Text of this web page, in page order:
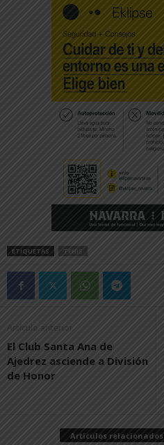
ETIQUETAS TENIS
Artículo anterior
El Club Santa Ana de
Ajedrez asciende a División
de Honor
Artículos relacionados